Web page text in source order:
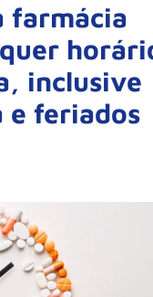
farmácia
inclusive
e feriados